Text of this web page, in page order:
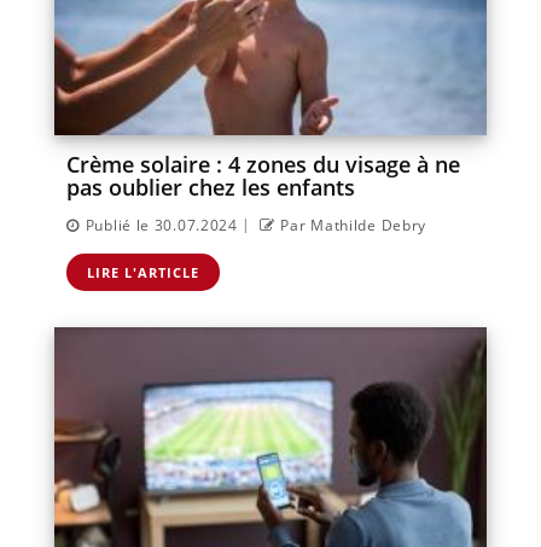
Crème solaire : 4 zones du visage à ne
pas oublier chez les enfants
Publié le 30.07.2024 | Par Mathilde Debry
LIRE L'ARTICLE